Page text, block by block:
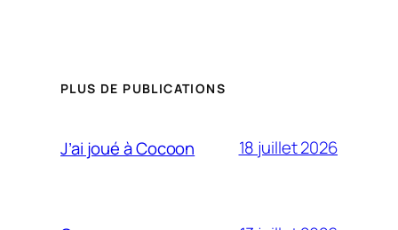
PLUS DE PUBLICATIONS
J’ai joué à Cocoon 18 juillet 2026